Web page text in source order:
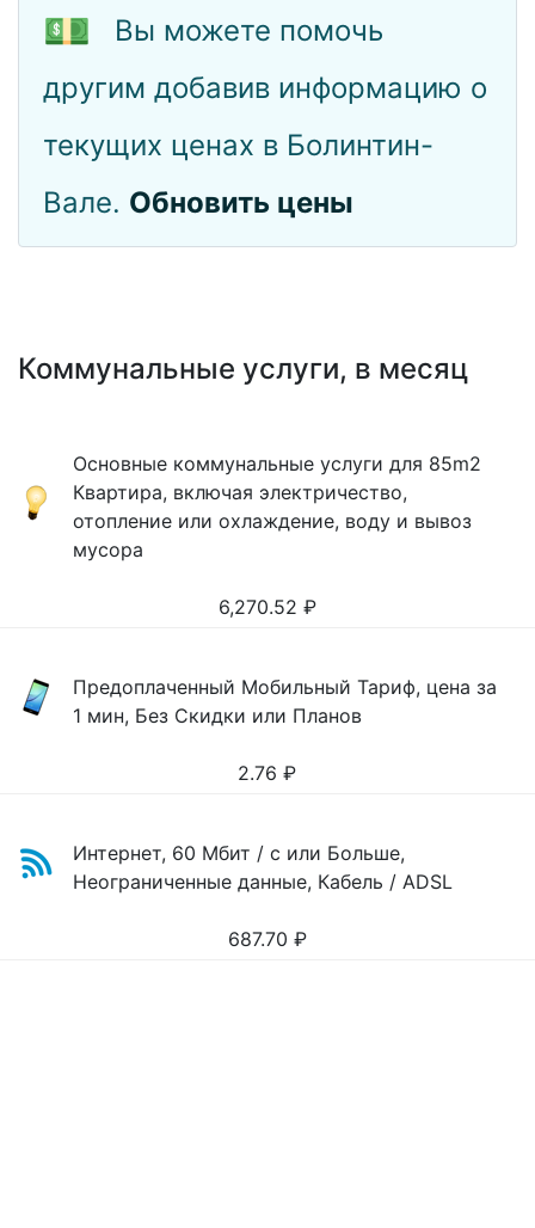
💵
Вы можете помочь
другим добавив информацию о
текущих ценах в Болинтин-
Вале. Обновить цены
Коммунальные услуги, в месяц
Основные коммунальные услуги для 85m2
Квартира, включая электричество,
отопление или охлаждение, воду и вывоз
мусора
6,270.52 ₽
Предоплаченный Мобильный Тариф, цена за
1 мин, Без Скидки или Планов
2.76 ₽
Интернет, 60 Мбит / с или Больше,
Неограниченные данные, Кабель / ADSL
687.70 ₽